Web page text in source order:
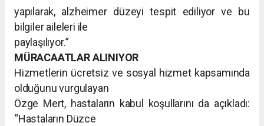
yapılarak, alzheimer düzeyi tespit ediliyor ve bu
bilgiler aileleri ile
paylaşılıyor.”
MÜRACAATLAR ALINIYOR
Hizmetlerin ücretsiz ve sosyal hizmet kapsamında
olduğunu vurgulayan
Özge Mert, hastaların kabul koşullarını da açıkladı:
“Hastaların Düzce